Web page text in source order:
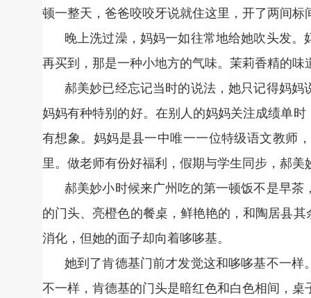
顿一整天，爸爸咬咬牙说就住这里，开了两间
晚上洗过澡，妈妈一如往常地给她吹头发
再买到，那是一种小地方的气味。茉莉香精的
郝美妙已经忘记当时的说法，她只记得妈
妈妈有种特别的好。在别人的妈妈关注成绩单
有想象。妈妈是县一中唯一一位特级语文教师
里。做老师有份好福利，假期与学生同步，郝
郝美妙小时候来广州吃的第一顿饭不是早
的门头、亮橙色的餐桌，鲜艳艳的，和陶居县
消化，但她的面子却向着哆哆基。
她到了肯德基门前才发觉这和哆哆基不一
不一样，肯德基的门头是暗红色和白色相间，